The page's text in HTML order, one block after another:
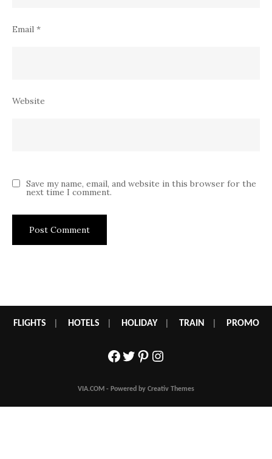
Email *
Website
Save my name, email, and website in this browser for the
next time I comment.
FLIGHTS HOTELS HOLIDAY| TRAIN PROMO
Facebook
Twitter
Pinterest
Instagram
VIA.COM - Powered by Creativ Themes